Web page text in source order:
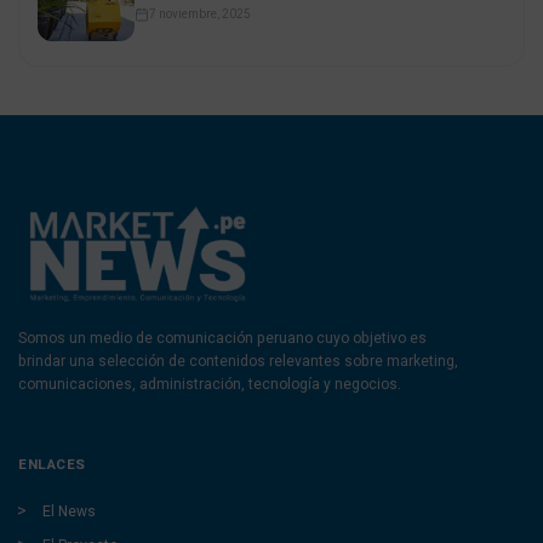
7 noviembre, 2025
Somos un medio de comunicación peruano cuyo objetivo es
brindar una selección de contenidos relevantes sobre marketing,
comunicaciones, administración, tecnología y negocios.
ENLACES
El News